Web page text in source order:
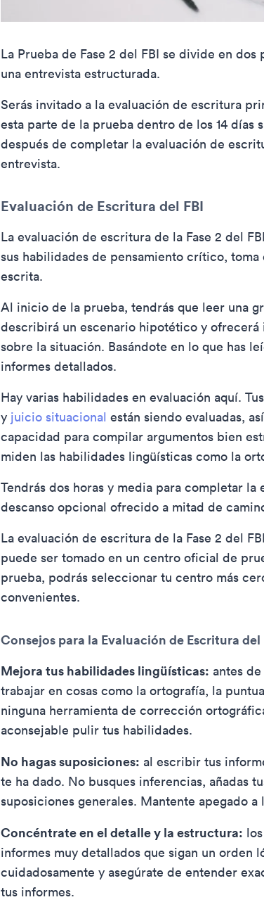
La Prueba de Fase 2 del FBI se divide en
una entrevista estructurada.
Serás invitado a la evaluación de escritura
esta parte de la prueba dentro de los 14 días
después de completar la evaluación de
entrevista.
Evaluación de Escritura del FBI
La evaluación de escritura de la Fase 2 del
sus habilidades de pensamiento crítico,
escrita.
Al inicio de la prueba, tendrás que leer una
describirá un escenario hipotético y
sobre la situación. Basándote en lo que has
informes detallados.
Hay varias habilidades en evaluación aquí.
y juicio situacional están siendo evaluadas,
capacidad para compilar argumentos bien
miden las habilidades lingüísticas como la
Tendrás dos horas y media para completar
descanso opcional ofrecido a mitad de
La evaluación de escritura de la Fase 2 del
puede ser tomado en un centro oficial de
prueba, podrás seleccionar tu centro más
convenientes.
Consejos para la Evaluación de Escritura del
Mejora tus habilidades lingüísticas: antes
trabajar en cosas como la ortografía, la
ninguna herramienta de corrección
aconsejable pulir tus habilidades.
No hagas suposiciones: al escribir tus
te ha dado. No busques inferencias, añadas
suposiciones generales. Mantente apegado a
Concéntrate en el detalle y la estructura:
informes muy detallados que sigan un orden
cuidadosamente y asegúrate de entender
tus informes.